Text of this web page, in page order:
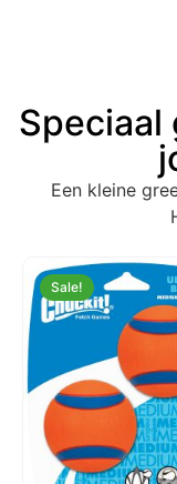
Speciaal
Een kleine
Sale!